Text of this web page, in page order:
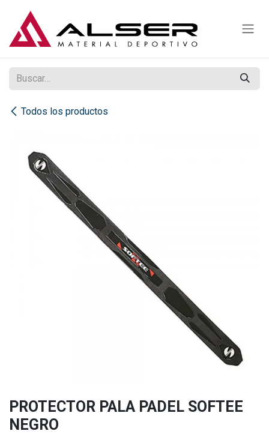
Todos los productos
PROTECTOR PALA PADEL SOFTEE
NEGRO